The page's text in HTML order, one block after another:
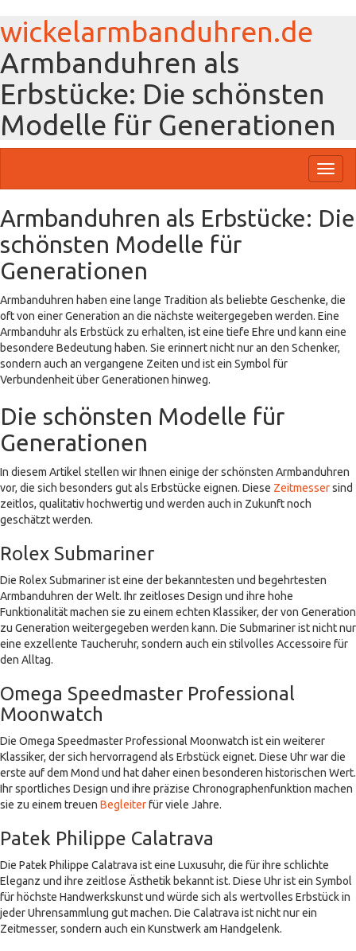
wickelarmbanduhren.de
Armbanduhren als
Erbstücke: Die schönsten
Modelle für Generationen
Armbanduhren als Erbstücke: Die
schönsten Modelle für
Generationen
Armbanduhren haben eine lange Tradition als beliebte Geschenke, die
oft von einer Generation an die nächste weitergegeben werden. Eine
Armbanduhr als Erbstück zu erhalten, ist eine tiefe Ehre und kann eine
besondere Bedeutung haben. Sie erinnert nicht nur an den Schenker,
sondern auch an vergangene Zeiten und ist ein Symbol für
Verbundenheit über Generationen hinweg.
Die schönsten Modelle für
Generationen
In diesem Artikel stellen wir Ihnen einige der schönsten Armbanduhren
vor, die sich besonders gut als Erbstücke eignen. Diese Zeitmessersind
zeitlos, qualitativ hochwertig und werden auch in Zukunft noch
geschätzt werden.
Rolex Submariner
Die Rolex Submariner ist eine der bekanntesten und begehrtesten
Armbanduhren der Welt. Ihr zeitloses Design und ihre hohe
Funktionalität machen sie zu einem echten Klassiker, der von Generation
zu Generation weitergegeben werden kann. Die Submariner ist nicht nur
eine exzellente Taucheruhr, sondern auch ein stilvolles Accessoire für
den Alltag.
Omega Speedmaster Professional
Moonwatch
Die Omega Speedmaster Professional Moonwatch ist ein weiterer
Klassiker, der sich hervorragend als Erbstück eignet. Diese Uhr war die
erste auf dem Mond und hat daher einen besonderen historischen Wert.
Ihr sportliches Design und ihre präzise Chronographenfunktion machen
sie zu einem treuen Begleiterfür viele Jahre.
Patek Philippe Calatrava
Die Patek Philippe Calatrava ist eine Luxusuhr, die für ihre schlichte
Eleganz und ihre zeitlose Ästhetik bekannt ist. Diese Uhr ist ein Symbol
für höchste Handwerkskunst und würde sich als wertvolles Erbstück in
jeder Uhrensammlung gut machen. Die Calatrava ist nicht nur ein
Zeitmesser, sondern auch ein Kunstwerk am Handgelenk.